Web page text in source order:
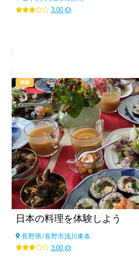
3.00(0)
体験
日本の料理を体験しよう
長野県/長野市浅川東条
3.00(0)